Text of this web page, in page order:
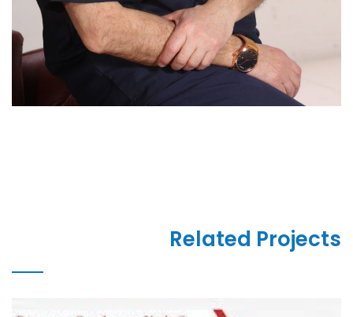
Related Projects